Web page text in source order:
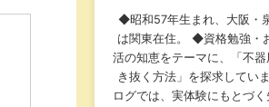
◆昭和57年生まれ、大阪・
は関東在住。 ◆資格勉強・
活の知恵をテーマに、「不
き抜く方法」を探求してい
ログでは、実体験にもとづく